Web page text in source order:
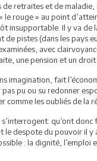
de retraites et de maladie,
le rouge » au point
insupportable. Il y va de
de pistes (dans les pays
avec
une pension et un droit
imagination, fait
pas pu ou su redonner
comme les oubliés de la
qu’ont donc
le despote du pouvoir il y
: la dignité, l’emploi